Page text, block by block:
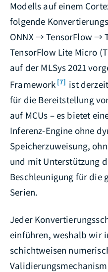
Modells auf einem
folgende
ONNX → TensorFlow →
TensorFlow Lite Micro
auf der MLSys 2021
Framework [7] ist
für die Bereitstellung
auf MCUs – es bietet
Inferenz-Engine ohne
Speicherzuweisung,
und mit Unterstützung
Beschleunigung für die
Serien.
Jeder
einführen, weshalb wir
schichtweisen